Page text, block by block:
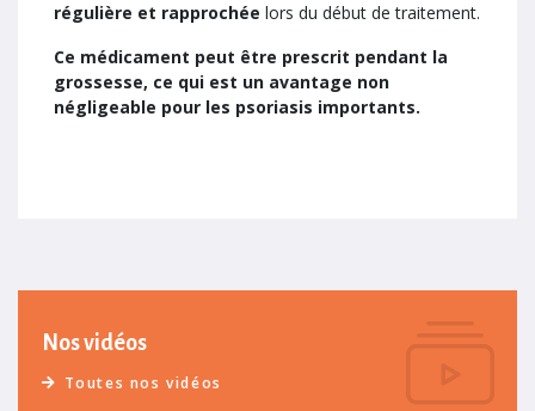
régulière et rapprochée lors du début de traitement.
Ce médicament peut être prescrit pendant la
grossesse, ce qui est un avantage non
négligeable pour les psoriasis importants.
Nos vidéos
Toutes nos vidéos